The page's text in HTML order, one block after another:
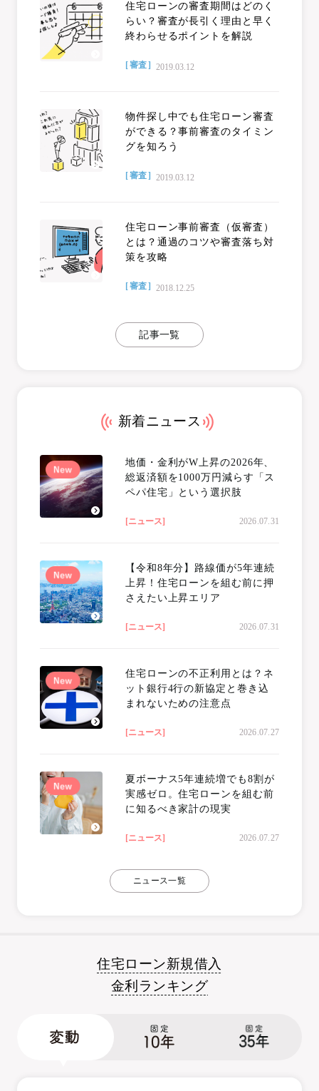
住宅ローンの審査期間はどのく
らい？審査が長引く理由と早く
終わらせるポイントを解説
[ 審査 ] 2019.03.12
物件探し中でも住宅ローン審査
ができる？事前審査のタイミン
グを知ろう
[ 審査 ] 2019.03.12
住宅ローン事前審査（仮審査）
とは？通過のコツや審査落ち対
策を攻略
[ 審査 ] 2018.12.25
記事一覧
新着ニュース
地価・金利がW上昇の2026年、
総返済額を1000万円減らす「ス
ペパ住宅」という選択肢
[ニュース] 2026.07.31
【令和8年分】路線価が5年連続
上昇！住宅ローンを組む前に押
さえたい上昇エリア
[ニュース] 2026.07.31
住宅ローンの不正利用とは？ネ
ット銀行4行の新協定と巻き込
まれないための注意点
[ニュース] 2026.07.27
夏ボーナス5年連続増でも8割が
実感ゼロ。住宅ローンを組む前
に知るべき家計の現実
[ニュース] 2026.07.27
ニュース一覧
住宅ローン新規借入
金利ランキング